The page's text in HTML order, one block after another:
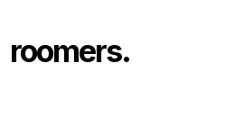
roomers.